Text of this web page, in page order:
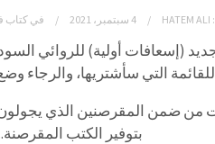
HATEM ALI 4 سبتمبر، 2021 فيكتاب
(إسعافات أولية) للروائي
التي سأشتريها، والرجاء
ضمن المقرصنين الذي يجولون
بتوفير الكتب